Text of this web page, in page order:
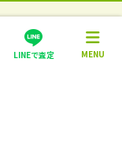
LINEで査定 MENU